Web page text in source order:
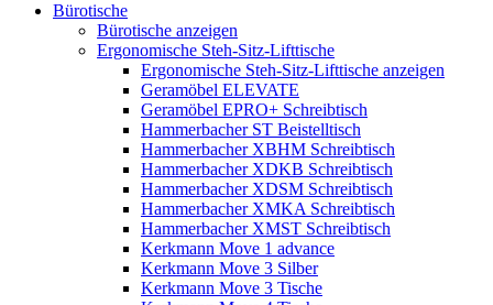
Bürotische
Bürotische anzeigen
Ergonomische Steh-Sitz-Lifttische
Ergonomische Steh-Sitz-Lifttische anzeigen
Geramöbel ELEVATE
Geramöbel EPRO+ Schreibtisch
Hammerbacher ST Beistelltisch
Hammerbacher XBHM Schreibtisch
Hammerbacher XDKB Schreibtisch
Hammerbacher XDSM Schreibtisch
Hammerbacher XMKA Schreibtisch
Hammerbacher XMST Schreibtisch
Kerkmann Move 1 advance
Kerkmann Move 3 Silber
Kerkmann Move 3 Tische